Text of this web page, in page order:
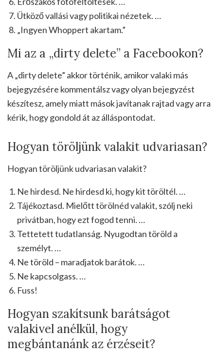
Ütköző vallási vagy politikai nézetek. …
„Ingyen Whoppert akartam.”
Mi az a „dirty delete” a Facebookon?
A „dirty delete” akkor történik, amikor valaki más
bejegyzésére kommentálsz vagy olyan bejegyzést
készítesz, amely miatt mások javítanak rajtad vagy arra
kérik, hogy gondold át az álláspontodat.
Hogyan töröljünk valakit udvariasan?
Hogyan töröljünk udvariasan valakit?
Ne hirdesd. Ne hirdesd ki, hogy kit töröltél. …
Tájékoztasd. Mielőtt törölnéd valakit, szólj neki
privátban, hogy ezt fogod tenni. …
Tettetett tudatlanság. Nyugodtan töröld a
személyt. …
Ne töröld – maradjatok barátok. …
Ne kapcsolgass. …
Fuss!
Hogyan szakítsunk barátságot
valakivel anélkül, hogy
megbántanánk az érzéseit?